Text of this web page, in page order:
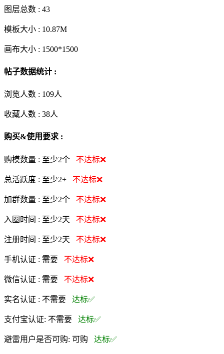
图层总数 : 43
模板大小 : 10.87M
画布大小 : 1500*1500
帖子数据统计 :
浏览人数 : 109人
收藏人数 : 38人
购买&使用要求 :
购模数量 : 至少2个 不达标❌
总活跃度 : 至少2+ 不达标❌
加群数量 : 至少2个 不达标❌
入圈时间 : 至少2天 不达标❌
注册时间 : 至少2天 不达标❌
手机认证 : 需要 不达标❌
微信认证 : 需要 不达标❌
实名认证 : 不需要 达标✅
支付宝认证: 不需要 达标✅
避雷用户是否可购: 可购 达标✅